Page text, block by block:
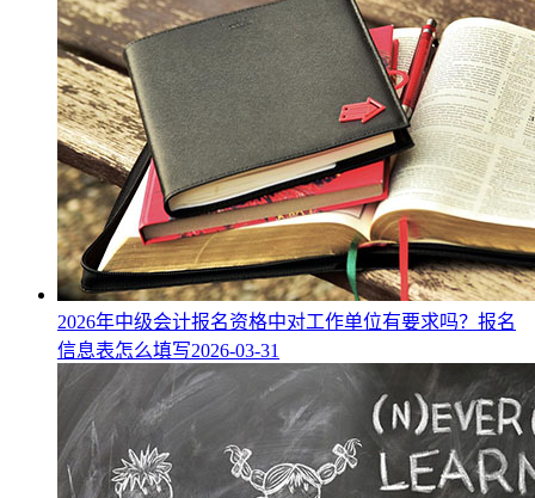
2026年中级会计报名资格中对工作单位有要求吗？报名
信息表怎么填写2026-03-31